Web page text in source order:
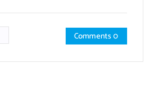
Comments 0